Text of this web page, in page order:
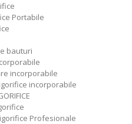
Portabile
bauturi
incorporabile
incorporabile
Profesionale